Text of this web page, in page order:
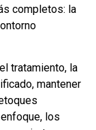
completos: la
tratamiento, la
mantener
los